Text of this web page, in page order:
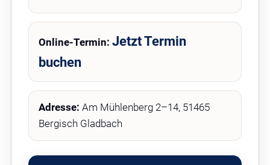
Online-Termin: Jetzt Termin
buchen
Adresse: Am Mühlenberg 2–14, 51465
Bergisch Gladbach